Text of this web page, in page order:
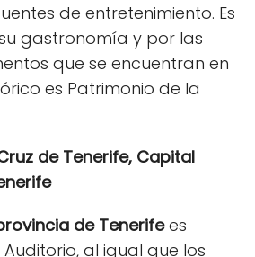
de entretenimiento. Es
gastronomía y por las
que se encuentran en
es Patrimonio de la
de Tenerife, Capital
de Tenerifees
al igual que los